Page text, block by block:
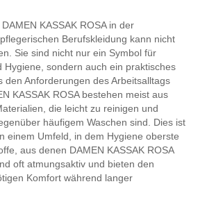
KASSAK ROSA in der
Berufskleidung kann nicht
Sie sind nicht nur ein Symbol für
Hygiene, sondern auch ein praktisches
den Anforderungen des Arbeitsalltags
KASSAK ROSA bestehen meist aus
die leicht zu reinigen und
häufigem Waschen sind. Dies ist
einem Umfeld, in dem Hygiene oberste
aus denen DAMEN KASSAK ROSA
oft atmungsaktiv und bieten den
Komfort während langer